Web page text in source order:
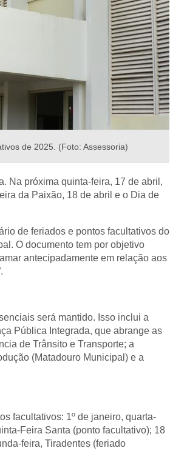
de 2025. (Foto: Assessoria)
Na próxima quinta-feira, 17 de abril,
da Paixão, 18 de abril e o Dia de
de feriados e pontos facultativos do
O documento tem por objetivo
antecipadamente em relação aos
será mantido. Isso inclui a
Pública Integrada, que abrange as
de Trânsito e Transporte; a
(Matadouro Municipal) e a
facultativos: 1º de janeiro, quarta-
Feira Santa (ponto facultativo); 18
feira, Tiradentes (feriado